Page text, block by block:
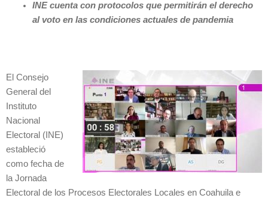
INE cuenta con protocolos que permitirán el derecho
al voto en las condiciones actuales de pandemia
El Consejo
General del
Instituto
Nacional
Electoral (INE)
estableció
como fecha de
la Jornada
Electoral de los Procesos Electorales Locales en Coahuila e